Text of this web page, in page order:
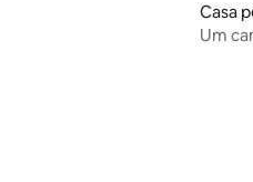
Casa
Um